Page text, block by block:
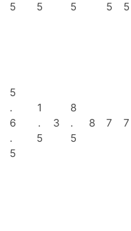
5
5
5
5
5
5
.
6
.
5
1
.
5
3
8
.
5
8 7 7